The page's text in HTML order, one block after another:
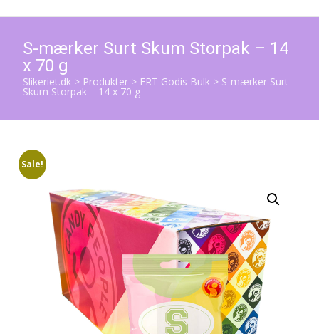
S-mærker Surt Skum Storpak – 14
x 70 g
Slikeriet.dk > Produkter > ERT Godis Bulk > S-mærker Surt
Skum Storpak – 14 x 70 g
Sale!